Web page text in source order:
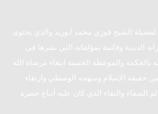
الشيخ فوزي محمد أبوزيد والذي يحتوى
الدينية وقائمة بمؤلفاته التي نشرها في
بالحكمة والموعظة الحسنة ابتغاء مرضاة الله
من حقيقة الإسلام ومنهجه الوسطي وارتقاء
الصفاء والنقاء الذي كان عليه أتباع حضرة